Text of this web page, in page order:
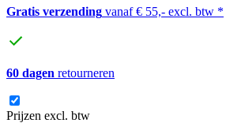
Gratis verzending vanaf € 55,- excl. btw *
60 dagen retourneren
Prijzen excl. btw